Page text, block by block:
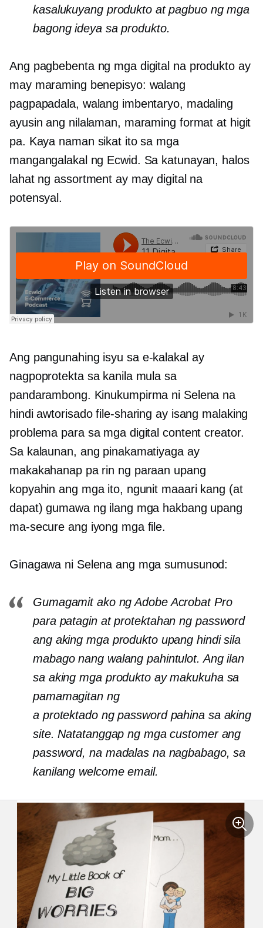
kasalukuyang produkto at pagbuo ng mga
bagong ideya sa produkto.
Ang pagbebenta ng mga digital na produkto ay
may maraming benepisyo: walang
pagpapadala, walang imbentaryo, madaling
ayusin ang nilalaman, maraming format at higit
pa. Kaya naman sikat ito sa mga
mangangalakal ng Ecwid. Sa katunayan, halos
lahat ng assortment ay may digital na
potensyal.
Ang pangunahing isyu sa e-kalakal ay
nagpoprotekta sa kanila mula sa
pandarambong. Kinukumpirma ni Selena na
hindi awtorisadofile-sharing ay isang malaking
problema para sa mga digital content creator.
Sa kalaunan, ang pinakamatiyaga ay
makakahanap pa rin ng paraan upang
kopyahin ang mga ito, ngunit maaari kang (at
dapat) gumawa ng ilang mga hakbang upang
ma-secure ang iyong mga file.
Ginagawa ni Selena ang mga sumusunod:
Gumagamit ako ng Adobe Acrobat Pro
para patagin atprotektahan ng password
ang aking mga produkto upang hindi sila
mabago nang walang pahintulot. Ang ilan
sa aking mga produkto ay makukuha sa
pamamagitan ng
a protektado ng passwordpahina sa aking
site. Natatanggap ng mga customer ang
password, na madalas na nagbabago, sa
kanilang welcome email.